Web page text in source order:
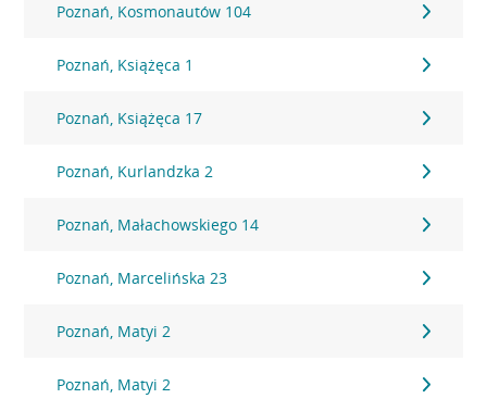
Poznań, Kosmonautów 104
Poznań, Książęca 1
Poznań, Książęca 17
Poznań, Kurlandzka 2
Poznań, Małachowskiego 14
Poznań, Marcelińska 23
Poznań, Matyi 2
Poznań, Matyi 2